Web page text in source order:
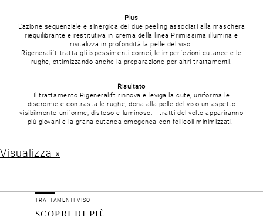
Plus
L'azione sequenziale e sinergica dei due peeling associati alla maschera
riequilibrante e restitutiva in crema della linea Primissima illumina e
rivitalizza in profondità la pelle del viso.
Rigeneralift tratta gli ispessimenti cornei, le imperfezioni cutanee e le
rughe, ottimizzando anche la preparazione per altri trattamenti.
Risultato
Il trattamento Rigeneralift rinnova e leviga la cute, uniforma le
discromie e contrasta le rughe, dona alla pelle del viso un aspetto
visibilmente uniforme, disteso e luminoso. I tratti del volto appariranno
più giovani e la grana cutanea omogenea con follicoli minimizzati.
Visualizza »
TRATTAMENTI VISO
SCOPRI DI PIÙ